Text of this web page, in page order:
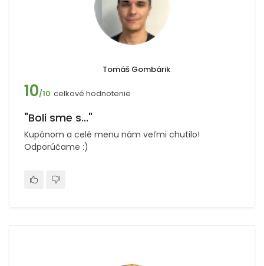
Tomáš Gombárik
10/10 celkové hodnotenie
"Boli sme s..."
Kupónom a celé menu nám veľmi chutilo!
Odporúčame :)